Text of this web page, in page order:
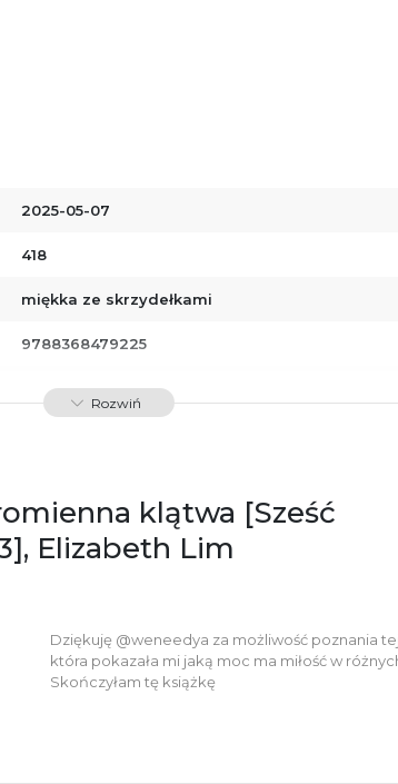
2025-05-07
418
miękka ze skrzydełkami
9788368479225
K800935
kontakt@wydajenamsie.pl
+48 61 623 38 38
Załącznik PDF
Rozwiń
klątwa [Sześć
Elizabeth Lim
Dziękuję @weneedya za możliwość poznania
która pokazała mi jaką moc ma miłość w
Skończyłam tę książkę